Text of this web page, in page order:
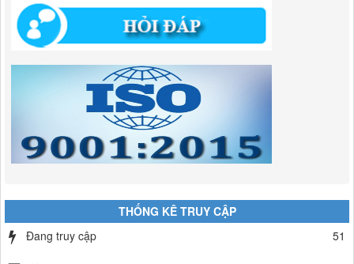
THỐNG KÊ TRUY CẬP
Đang truy cập
51